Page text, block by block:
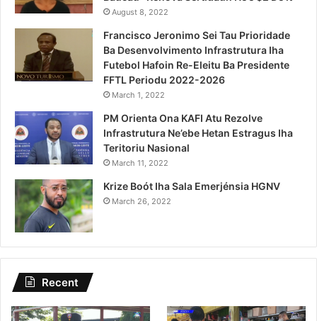
August 8, 2022
Francisco Jeronimo Sei Tau Prioridade
Ba Desenvolvimento Infrastrutura Iha
Futebol Hafoin Re-Eleitu Ba Presidente
FFTL Periodu 2022-2026
March 1, 2022
PM Orienta Ona KAFI Atu Rezolve
Infrastrutura Ne’ebe Hetan Estragus Iha
Teritoriu Nasional
March 11, 2022
Krize Boót Iha Sala Emerjénsia HGNV
March 26, 2022
Recent